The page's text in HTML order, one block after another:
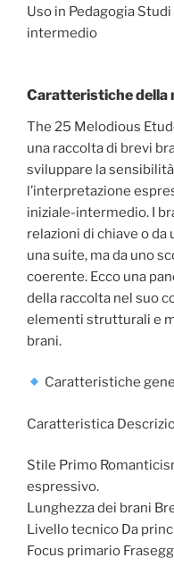
Uso in Pedagogia
intermedio
Caratteristiche della
The 25 Melodious
una raccolta di brevi
sviluppare la
l’interpretazione
iniziale-intermedio. I
relazioni di chiave o
una suite, ma da uno
coerente. Ecco una
della raccolta nel suo
elementi strutturali e
brani.
Caratteristiche
Caratteristica
Stile Primo
espressivo.
Lunghezza dei brani
Livello tecnico Da
Focus primario